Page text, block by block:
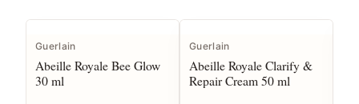
Guerlain
Abeille Royale Bee Glow
30 ml
Guerlain
Abeille Royale Clarify &
Repair Cream 50 ml